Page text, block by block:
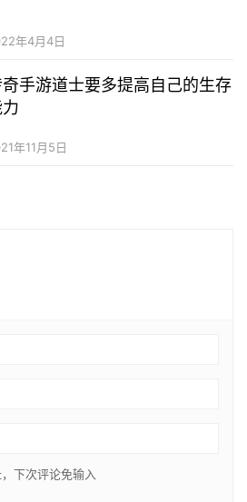
年4月4日
手游道士要多提高自己的生存
年11月5日
下次评论免输入